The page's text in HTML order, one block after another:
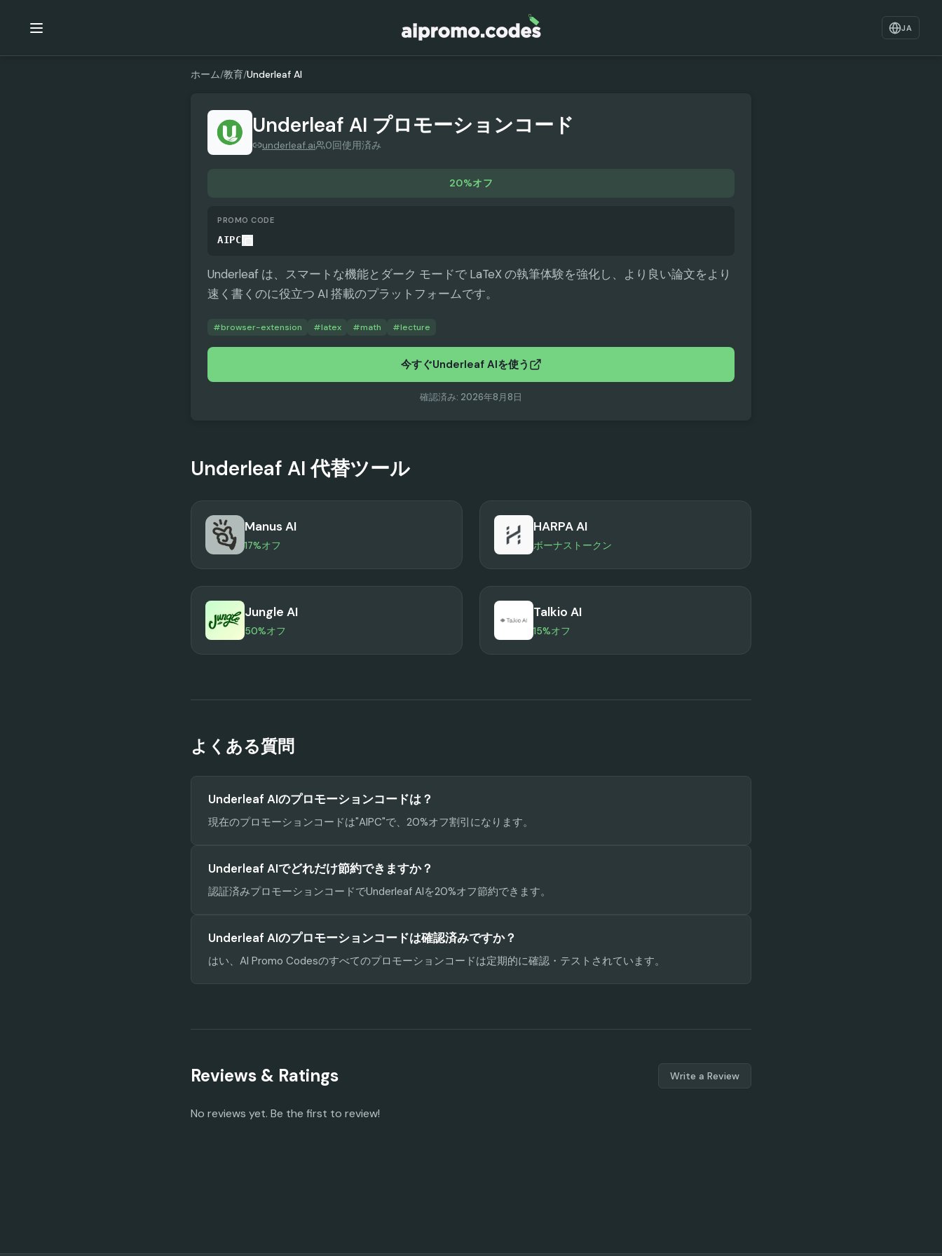
JA
ホーム/教育/Underleaf AI
Underleaf AI プロモーションコード
underleaf.ai 0回使用済み
20%オフ
PROMO CODE
AIPC
Underleaf は、スマートな機能とダーク モードで LaTeX の執筆体験を強化し、より良い論文をより
速く書くのに役立つ AI 搭載のプラットフォームです。
#browser-extension #latex #math #lecture
今すぐUnderleaf AIを使う
確認済み: 2026年8月8日
Underleaf AI 代替ツール
Manus AI
17%オフ
HARPA AI
ボーナストークン
Jungle AI
50%オフ
Talkio AI
15%オフ
よくある質問
Underleaf AIのプロモーションコードは？
現在のプロモーションコードは"AIPC"で、20%オフ割引になります。
Underleaf AIでどれだけ節約できますか？
認証済みプロモーションコードでUnderleaf AIを20%オフ節約できます。
Underleaf AIのプロモーションコードは確認済みですか？
はい、AI Promo Codesのすべてのプロモーションコードは定期的に確認・テストされています。
Reviews & Ratings Write a Review
No reviews yet. Be the first to review!